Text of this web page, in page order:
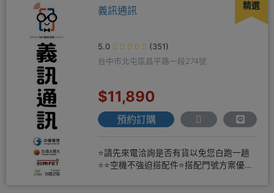
精選
義訊通訊
5.0
(351)
台中市北屯區昌平路一段274號
$11,890
預約訂購
⭐請先來電洽詢是否有貨以免您白跑一趟
⭐⭐空機不強迫搭配件⭐搭配門號方案優惠